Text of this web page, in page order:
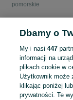
pomorskie
POLSKA »
KATEGORIA
Dbamy o
My i nasi 447
informacji na
plikach cookie w
Użytkownik może
klikając poniżej
prywatności. Te